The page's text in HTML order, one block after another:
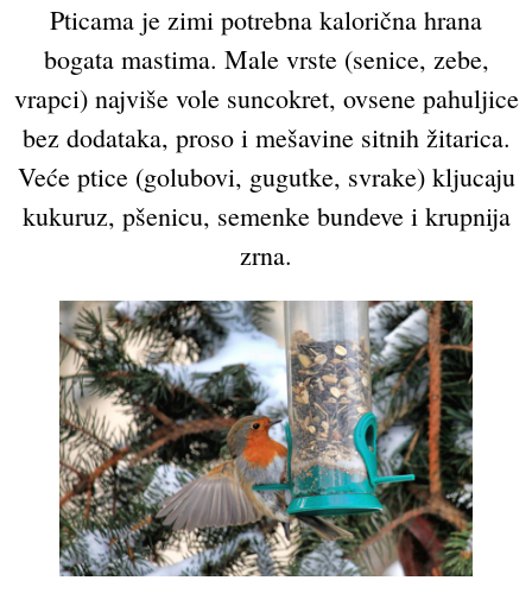
Pticama je zimi potrebna kalorična hrana
bogata mastima. Male vrste (senice, zebe,
vrapci) najviše vole suncokret, ovsene pahuljice
bez dodataka, proso i mešavine sitnih žitarica.
Veće ptice (golubovi, gugutke, svrake) kljucaju
kukuruz, pšenicu, semenke bundeve i krupnija
zrna.